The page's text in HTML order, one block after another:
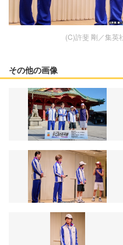
(C)許斐 剛／集英
その他の画像